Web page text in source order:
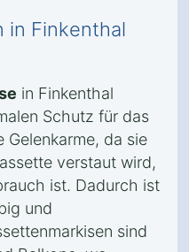
in Finkenthal
in Finkenthal
Schutz für das
Gelenkarme, da sie
verstaut wird,
ist. Dadurch ist
und
sind